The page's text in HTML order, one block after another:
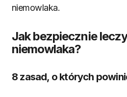
niemowlaka.
Jak bezpiecznie
niemowlaka?
8 zasad, o których